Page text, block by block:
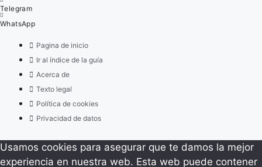
Telegram
WhatsApp
Pagina de inicio
Ir al índice de la guía
Acerca de
Texto legal
Política de cookies
Privacidad de datos
Usamos cookies para asegurar que te damos la mejor
experiencia en nuestra web. Esta web puede contener